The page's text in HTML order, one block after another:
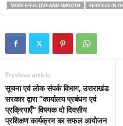
MORE EFFECTIVE AND SMOOTH
SERVICES IN
Previous article
सूचना एवं लोक संपर्क विभाग, उत्तराखंड
सरकार द्वारा “कार्यालय प्रबंधन एवं
प्रक्रियाएँ“ विषयक दो दिवसीय
प्रशिक्षण कार्यक्रम का सफल आयोजन